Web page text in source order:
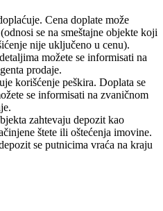
Cena doplate može
se na smeštajne objekte koji
nije uključeno u cenu).
možete se informisati na
prodaje.
korišćenje peškira. Doplata se
se informisati na zvaničnom
zahtevaju depozit kao
štete ili oštećenja imovine.
se putnicima vraća na kraju